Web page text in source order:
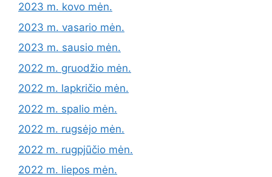
2023 m. kovo mėn.
2023 m. vasario mėn.
2023 m. sausio mėn.
2022 m. gruodžio mėn.
2022 m. lapkričio mėn.
2022 m. spalio mėn.
2022 m. rugsėjo mėn.
2022 m. rugpjūčio mėn.
2022 m. liepos mėn.